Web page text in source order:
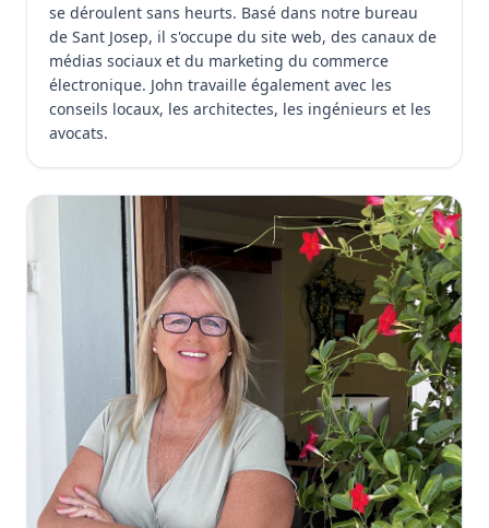
se déroulent sans heurts. Basé dans notre bureau
de Sant Josep, il s'occupe du site web, des canaux de
médias sociaux et du marketing du commerce
électronique. John travaille également avec les
conseils locaux, les architectes, les ingénieurs et les
avocats.